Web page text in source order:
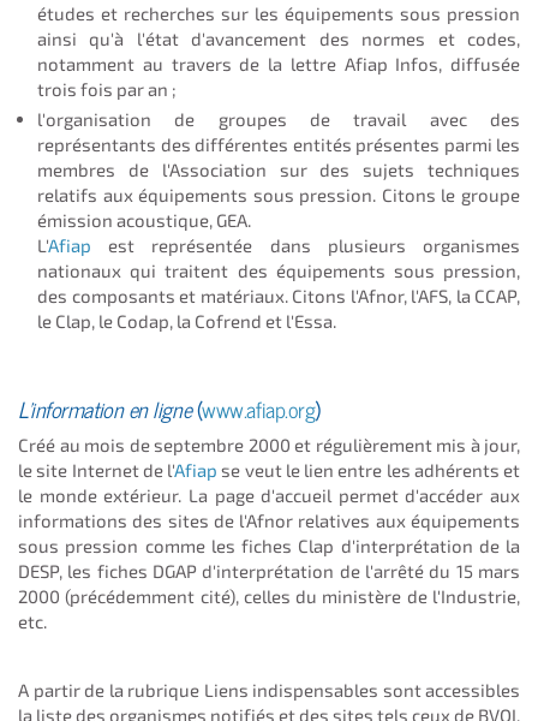
études et recherches sur les équipements sous pression
ainsi qu'à l'état d'avancement des normes et codes,
notamment au travers de la lettre Afiap Infos, diffusée
trois fois par an ;
l'organisation de groupes de travail avec des
représentants des différentes entités présentes parmi les
membres de l'Association sur des sujets techniques
relatifs aux équipements sous pression. Citons le groupe
émission acoustique, GEA.
L'Afiap
est représentée dans plusieurs organismes
nationaux qui traitent des équipements sous pression,
des composants et matériaux. Citons l'Afnor, l'AFS, la CCAP,
le Clap, le Codap, la Cofrend et l'Essa.
L'information en ligne(www.afiap.org)
Créé au mois de septembre 2000 et régulièrement mis à jour,
le site Internet de l'Afiap se veut le lien entre les adhérents et
le monde extérieur. La page d'accueil permet d'accéder aux
informations des sites de l'Afnor relatives aux équipements
sous pression comme les fiches Clap d'interprétation de la
DESP, les fiches DGAP d'interprétation de l'arrêté du 15 mars
2000 (précédemment cité), celles du ministère de l'Industrie,
etc.
A partir de la rubrique Liens indispensables sont accessibles
la liste des organismes notifiés et des sites tels ceux de BVQI,